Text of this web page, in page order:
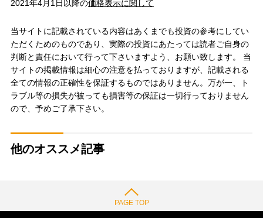
2021年4月1日以降の価格表示に関して
当サイトに記載されている内容はあくまでも投資の参考にしてい
ただくためのものであり、実際の投資にあたっては読者ご自身の
判断と責任において行って下さいますよう、お願い致します。 当
サイトの掲載情報は細心の注意を払っておりますが、記載される
全ての情報の正確性を保証するものではありません。万が一、ト
ラブル等の損失が被っても損害等の保証は一切行っておりません
ので、予めご了承下さい。
他のオススメ記事
PAGE TOP